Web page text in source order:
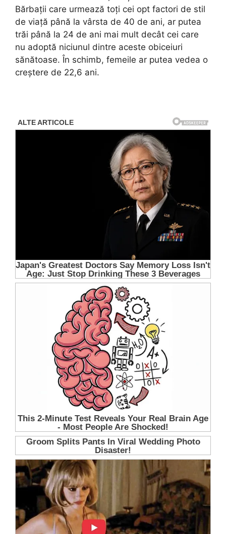
Bărbații care urmează toți cei opt factori de stil
de viață până la vârsta de 40 de ani, ar putea
trăi până la 24 de ani mai mult decât cei care
nu adoptă niciunul dintre aceste obiceiuri
sănătoase. În schimb, femeile ar putea vedea o
creștere de 22,6 ani.